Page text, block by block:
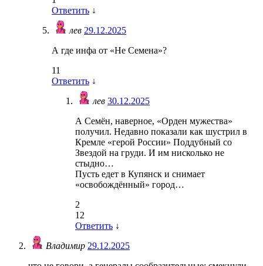
Ответить ↓
лев 29.12.2025
А где инфа от «Не Семена»?
11
Ответить ↓
лев 30.12.2025
А Семён, наверное, «Орден мужества»
получил. Недавно показали как шустрил в
Кремле «герой России» Поддубный со
Звездой на груди. И им нисколько не
стыдно…
Пусть едет в Купянск и снимает
«освобождённый» город…
2
12
Ответить ↓
Владимир 29.12.2025